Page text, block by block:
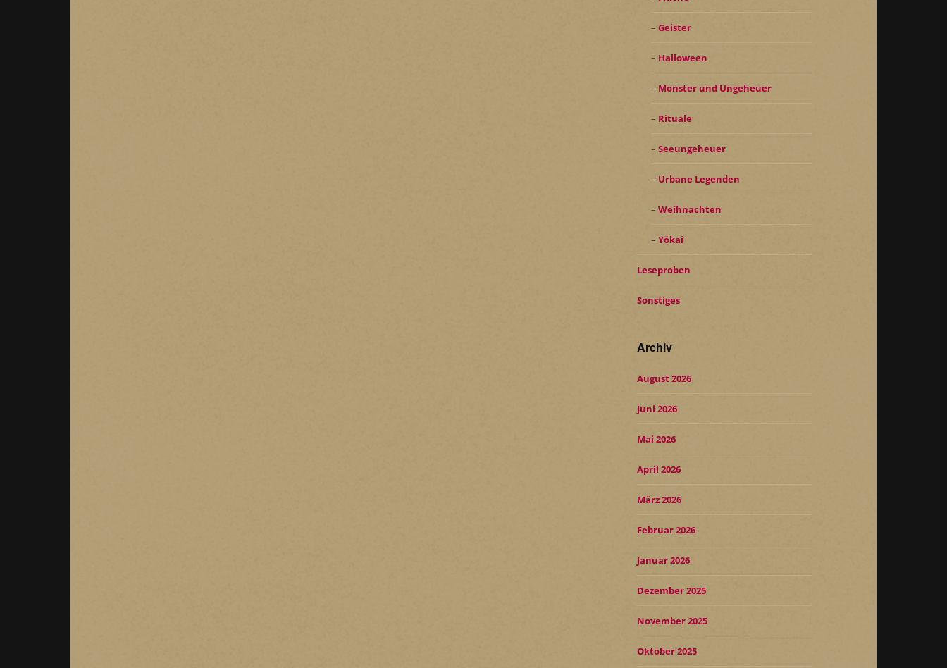
Geister
Halloween
Monster und Ungeheuer
Rituale
Seeungeheuer
Urbane Legenden
Weihnachten
Yōkai
Leseproben
Sonstiges
Archiv
August 2026
Juni 2026
Mai 2026
April 2026
März 2026
Februar 2026
Januar 2026
Dezember 2025
November 2025
Oktober 2025